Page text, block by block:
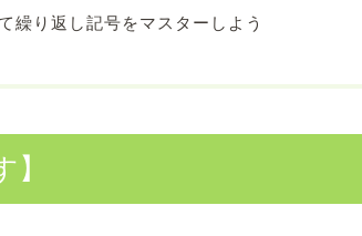
繰り返し記号をマスターしよう